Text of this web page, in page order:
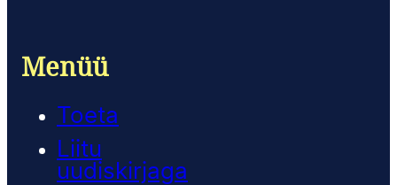
Menüü
Toeta
Liitu
uudiskirjaga